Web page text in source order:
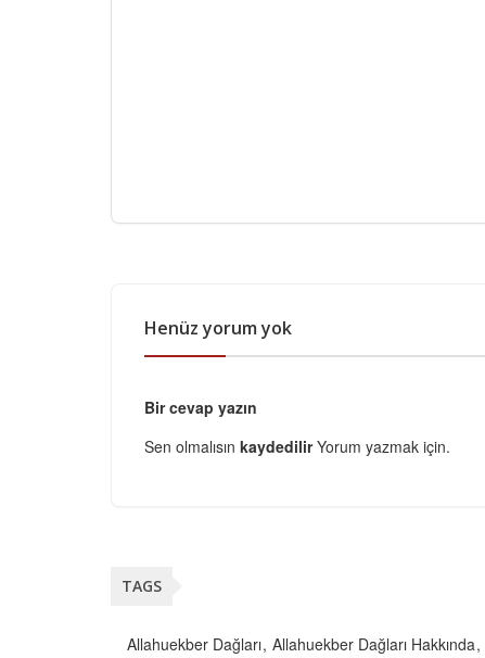
Henüz yorum yok
Bir cevap yazın
Sen olmalısın kaydedilirYorum yazmak için.
TAGS
Allahuekber Dağları Allahuekber Dağları Hakkında